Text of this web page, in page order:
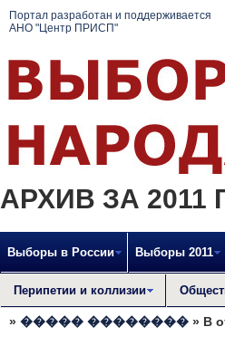
Портал разработан и поддерживается
АНО "Центр ПРИСП"
АРХИВ ЗА 2011
Выборы в России Выборы 2011
Перипетии и коллизии
» ����� �������� » В